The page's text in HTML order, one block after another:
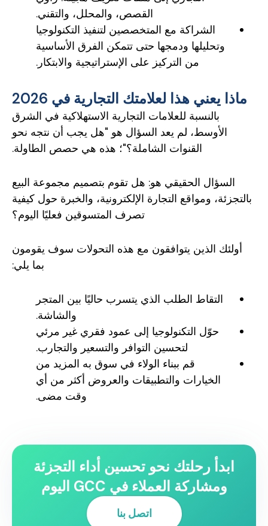
القصص، والمحلل، والتقني.
الشراكة مع المتخصصين لتنفيذ التكنولوجيا
وتحليلها ودمجها حتى تتمكن الفرق الأساسية
من التركيز على الإستراتيجية والابتكار.
ماذا يعني هذا لعلامتك التجارية في 2026
بالنسبة للعلامات التجارية الاستهلاكية في الشرق
الأوسط، لم يعد السؤال هو "هل يجب أن نتجه نحو
القنوات الشاملة؟"؛ هذه هي حصص الطاولة.
السؤال الحقيقي هو: هل تقوم بتصميم مجموعة البيع
بالتجزئة، ومواقع التجارة الإلكترونية، والخبرة حول كيفية
تصرف المتسوقين فعليًا اليوم؟
أولئك الذين يتوافقون مع هذه التحولات سوف يقومون
بما يلي:
التقاط الطلب الذي يتسرب حاليًا بين المتجر
والشاشة.
حوّل التكنولوجيا إلى عمود فقري غير مرئي
لتحسين التوافر والتسعير والتجارب.
قم ببناء الولاء في سوق به المزيد من
الخيارات والتطبيقات والعروض أكثر من أي
وقت مضى.
ابدأ رحلتك نحو تحسين أداء التجزئة
ومشاركة العملاء في GCC اليوم
اتصل بنا